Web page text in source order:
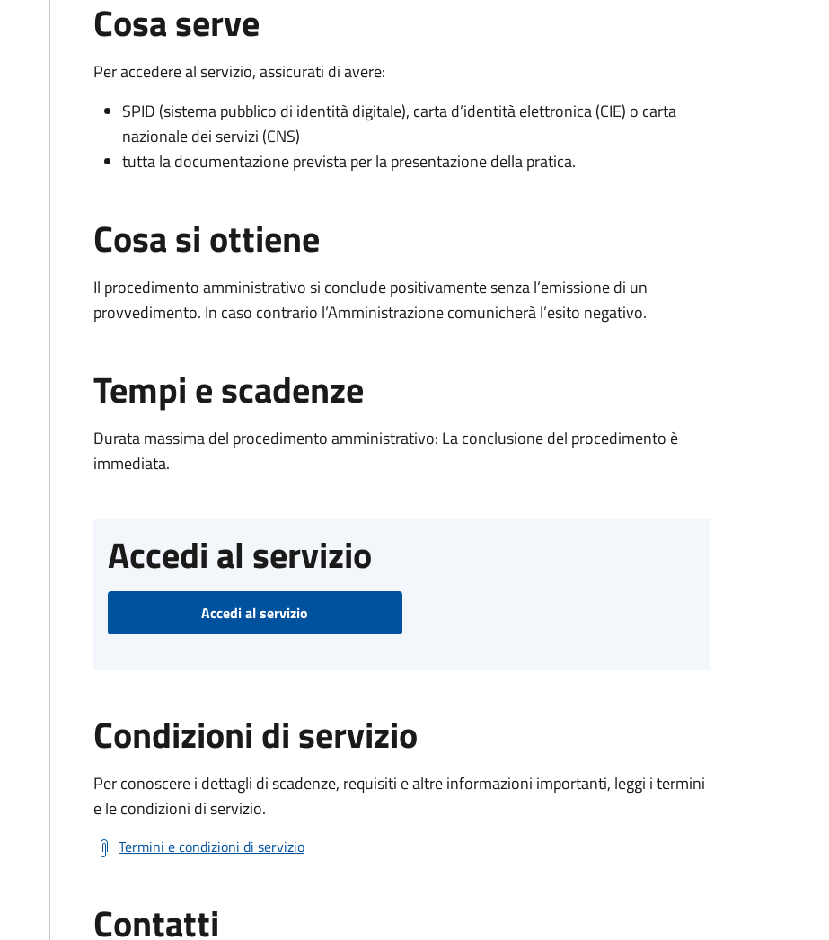
Cosa serve
Per accedere al servizio, assicurati di avere:
SPID (sistema pubblico di identità digitale), carta d’identità elettronica (CIE) o carta
nazionale dei servizi (CNS)
tutta la documentazione prevista per la presentazione della pratica.
Cosa si ottiene
Il procedimento amministrativo si conclude positivamente senza l’emissione di un
provvedimento. In caso contrario l’Amministrazione comunicherà l’esito negativo.
Tempi e scadenze
Durata massima del procedimento amministrativo: La conclusione del procedimento è
immediata.
Accedi al servizio
Accedi al servizio
Condizioni di servizio
Per conoscere i dettagli di scadenze, requisiti e altre informazioni importanti, leggi i termini
e le condizioni di servizio.
Termini e condizioni di servizio
Contatti